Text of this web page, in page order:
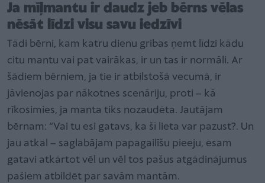
Ja mīļmantu ir daudz jeb bērns vēlas
nēsāt līdzi visu savu iedzīvi
Tādi bērni, kam katru dienu gribas ņemt līdzi kādu
citu mantu vai pat vairākas, ir un tas ir normāli. Ar
šādiem bērniem, ja tie ir atbilstošā vecumā, ir
jāvienojas par nākotnes scenāriju, proti – kā
rīkosimies, ja manta tiks nozaudēta. Jautājam
bērnam: “Vai tu esi gatavs, ka šī lieta var pazust?. Un
jau atkal – saglabājam papagailīšu pieeju, esam
gatavi atkārtot vēl un vēl tos pašus atgādinājumus
pašiem atbildēt par savām mantām.